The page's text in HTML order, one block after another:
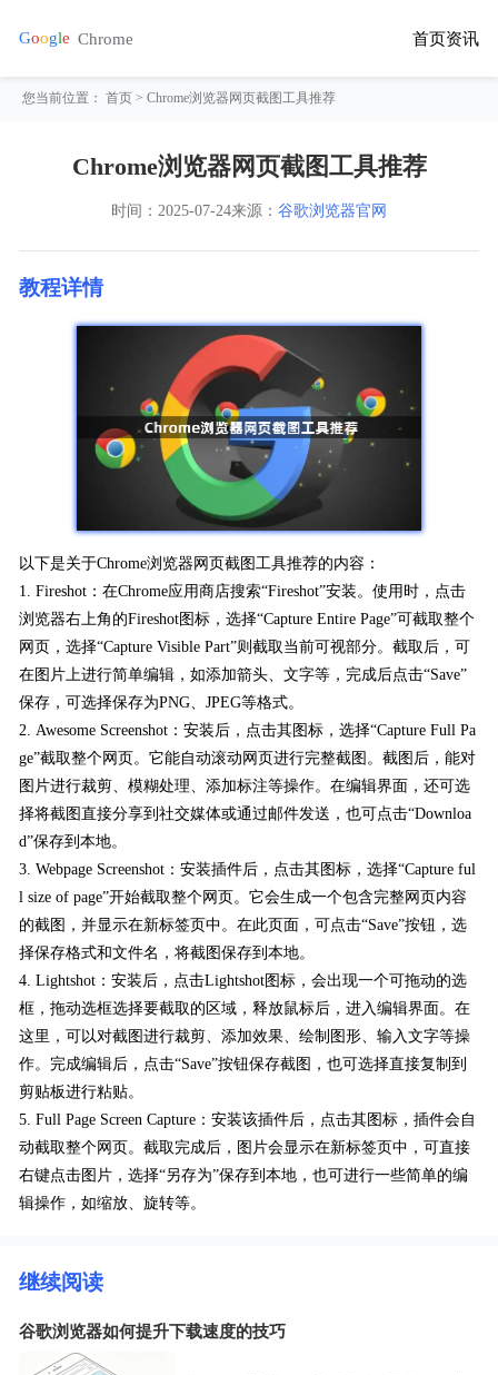
首页资讯
您当前位置：首页 > Chrome浏览器网页截图工具推荐
Chrome浏览器网页截图工具推荐
时间： 2025-07-24来源： 谷歌浏览器官网
教程详情
以下是关于Chrome浏览器网页截图工具推荐的内容：
1. Fireshot：在Chrome应用商店搜索“Fireshot”安装。使用时，点击
浏览器右上角的Fireshot图标，选择“Capture Entire Page”可截取整个
网页，选择“Capture Visible Part”则截取当前可视部分。截取后，可
在图片上进行简单编辑，如添加箭头、文字等，完成后点击“Save”
保存，可选择保存为PNG、JPEG等格式。
2. Awesome Screenshot：安装后，点击其图标，选择“Capture Full Pa
ge”截取整个网页。它能自动滚动网页进行完整截图。截图后，能对
图片进行裁剪、模糊处理、添加标注等操作。在编辑界面，还可选
择将截图直接分享到社交媒体或通过邮件发送，也可点击“Downloa
d”保存到本地。
3. Webpage Screenshot：安装插件后，点击其图标，选择“Capture ful
l size of page”开始截取整个网页。它会生成一个包含完整网页内容
的截图，并显示在新标签页中。在此页面，可点击“Save”按钮，选
择保存格式和文件名，将截图保存到本地。
4. Lightshot：安装后，点击Lightshot图标，会出现一个可拖动的选
框，拖动选框选择要截取的区域，释放鼠标后，进入编辑界面。在
这里，可以对截图进行裁剪、添加效果、绘制图形、输入文字等操
作。完成编辑后，点击“Save”按钮保存截图，也可选择直接复制到
剪贴板进行粘贴。
5. Full Page Screen Capture：安装该插件后，点击其图标，插件会自
动截取整个网页。截取完成后，图片会显示在新标签页中，可直接
右键点击图片，选择“另存为”保存到本地，也可进行一些简单的编
辑操作，如缩放、旋转等。
继续阅读
谷歌浏览器如何提升下载速度的技巧